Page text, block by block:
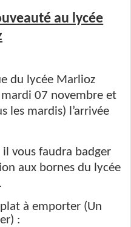
au lycée
du lycée Marlioz
07 novembre et
les mardis) l’arrivée
vous faudra badger
aux bornes du lycée
à emporter (Un
: